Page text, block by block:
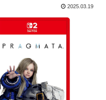
2025.03.19